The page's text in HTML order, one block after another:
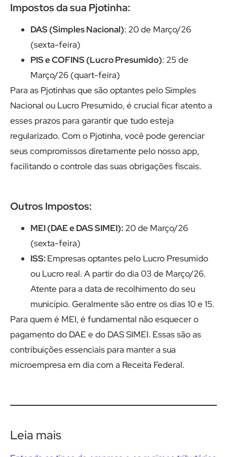
Impostos da sua Pjotinha:
DAS (Simples Nacional): 20 de Março/26
(sexta-feira)
PIS e COFINS (Lucro Presumido): 25 de
Março/26 (quart-feira)
Para as Pjotinhas que são optantes pelo Simples
Nacional ou Lucro Presumido, é crucial ficar atento a
esses prazos para garantir que tudo esteja
regularizado. Com o Pjotinha, você pode gerenciar
seus compromissos diretamente pelo nosso app,
facilitando o controle das suas obrigações fiscais.
Outros Impostos:
MEI (DAE e DAS SIMEI): 20 de Março/26
(sexta-feira)
ISS:Empresas optantes pelo Lucro Presumido
ou Lucro real. A partir do dia 03 de Março/26.
Atente para a data de recolhimento do seu
município. Geralmente são entre os dias 10 e 15.
Para quem é MEI, é fundamental não esquecer o
pagamento do DAE e do DAS SIMEI. Essas são as
contribuições essenciais para manter a sua
microempresa em dia com a Receita Federal.
Leia mais